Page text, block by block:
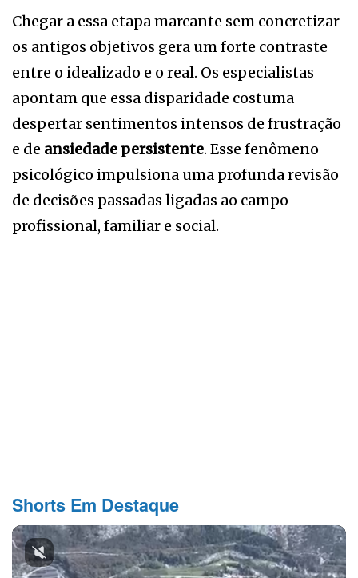
Chegar a essa etapa marcante sem concretizar
os antigos objetivos gera um forte contraste
entre o idealizado e o real. Os especialistas
apontam que essa disparidade costuma
despertar sentimentos intensos de frustração
e de ansiedade persistente. Esse fenômeno
psicológico impulsiona uma profunda revisão
de decisões passadas ligadas ao campo
profissional, familiar e social.
Shorts Em Destaque